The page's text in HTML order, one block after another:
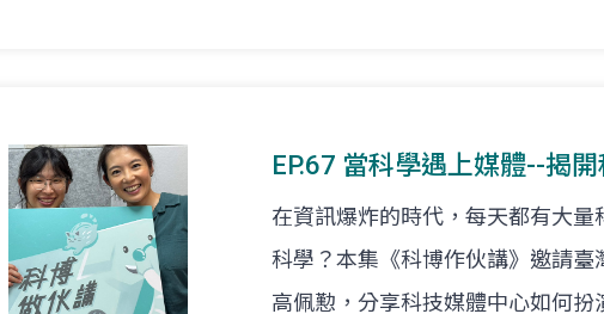
EP.67 當科學遇上媒體--揭
在資訊爆炸的時代，每天都有大
科學？本集《科博作伙講》邀請
高佩懃，分享科技媒體中心如何